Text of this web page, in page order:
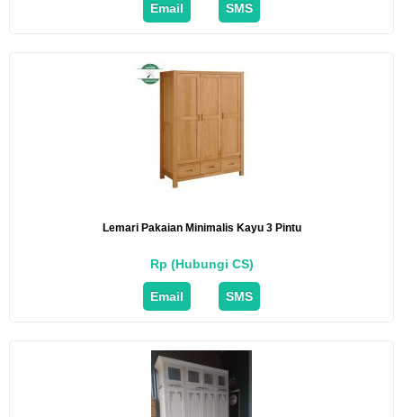
Email SMS
Lemari Pakaian Minimalis Kayu 3 Pintu
Rp (Hubungi CS)
Email SMS